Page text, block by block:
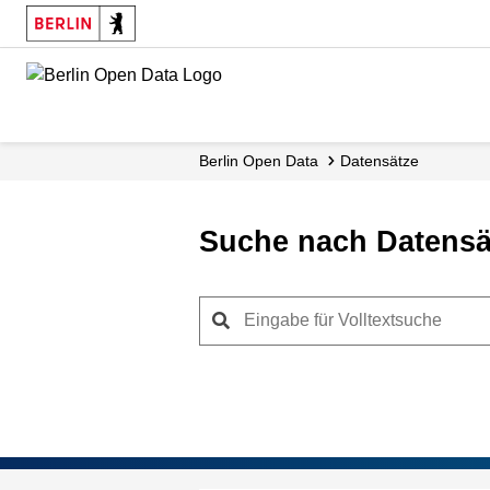
Skip
main
Berlin Open Data Datensätze
Suche nach